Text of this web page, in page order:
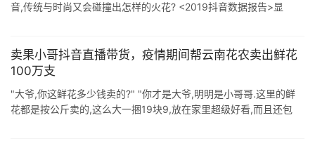
音,传统与时尚又会碰撞出怎样的火花? <2019抖音数据报告>显
卖果小哥抖音直播带货，疫情期间帮云南花农卖出鲜花
100万支
"大爷,你这鲜花多少钱卖的?" "你才是大爷,明明是小哥哥.这里的鲜
花都是按公斤卖的,这么大一捆19块9,放在家里超级好看,而且还包